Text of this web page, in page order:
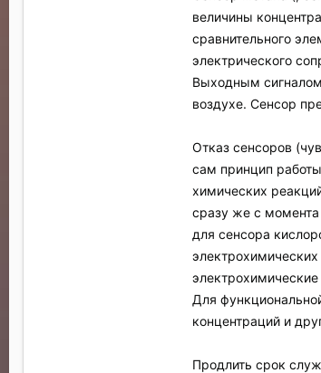
величины
сравнительного
электрического
Выходным сигналом
воздухе. Сенсор
Отказ сенсоров
сам принцип
химических
сразу же с
для сенсора
Для
концентраций и
Продлить срок